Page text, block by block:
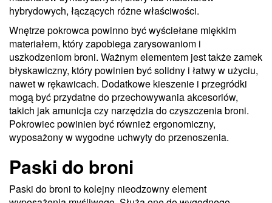
hybrydowych, łączących różne właściwości.
Wnętrze pokrowca powinno być wyściełane miękkim
materiałem, który zapobiega zarysowaniom i
uszkodzeniom broni. Ważnym elementem jest także zamek
błyskawiczny, który powinien być solidny i łatwy w użyciu,
nawet w rękawicach. Dodatkowe kieszenie i przegródki
mogą być przydatne do przechowywania akcesoriów,
takich jak amunicja czy narzędzia do czyszczenia broni.
Pokrowiec powinien być również ergonomiczny,
wyposażony w wygodne uchwyty do przenoszenia.
Paski do broni
Paski do broni to kolejny nieodzowny element